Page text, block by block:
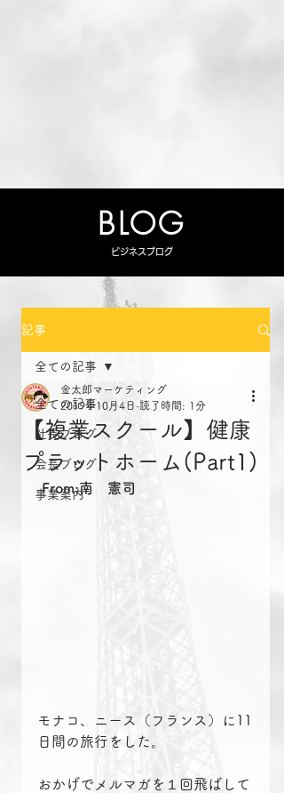
BLOG
ビジネスブログ
記事
全ての記事
社長ブログ
会長ブログ
事業案内
全ての記事
【複業スクール】健康
プラットホーム(Part1)
金太郎マーケティング
2019年10月4日 読了時間: 1分
From:南　憲司
モナコ、ニース（フランス）に11
日間の旅行をした。
おかげでメルマガを１回飛ばして